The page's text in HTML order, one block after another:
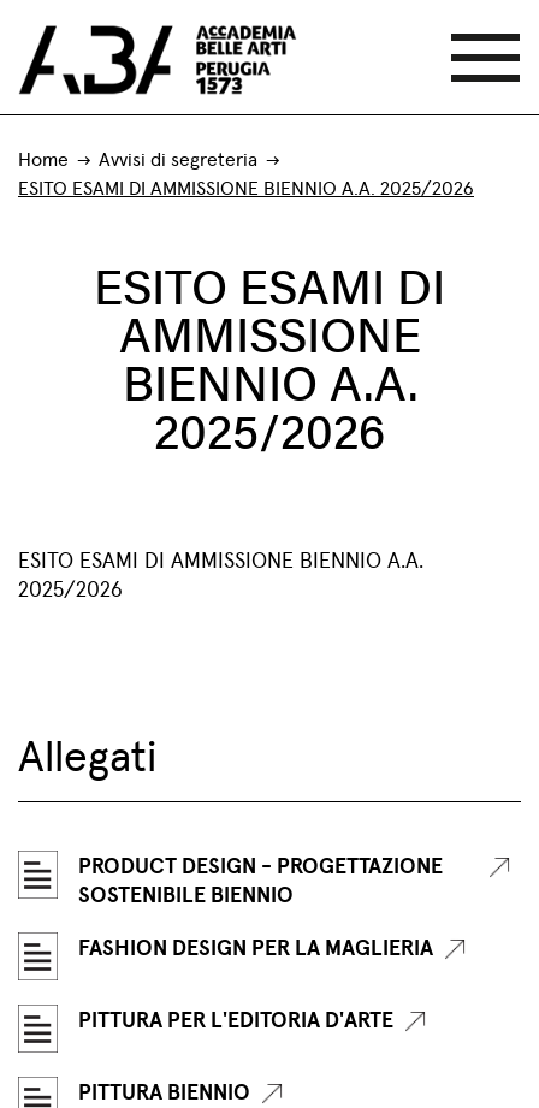
Home
Avvisi di segreteria
ESITO ESAMI DI AMMISSIONE BIENNIO A.A. 2025/2026
ESITO ESAMI DI
AMMISSIONE
BIENNIO A.A.
2025/2026
ESITO ESAMI DI AMMISSIONE BIENNIO A.A.
2025/2026
Allegati
PRODUCT DESIGN - PROGETTAZIONE
SOSTENIBILE BIENNIO
FASHION DESIGN PER LA MAGLIERIA
PITTURA PER L'EDITORIA D'ARTE
PITTURA BIENNIO